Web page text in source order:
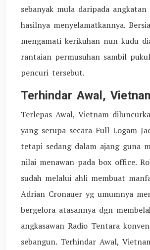
sebanyak mula daripada angkatan
hasilnya menyelamatkannya.
mengamati kerikuhan nun kudu
rantaian permusuhan sambil
pencuri tersebut.
Terhindar Awal,
Terlepas Awal, Vietnam
yang serupa secara Full Logam
tetapi sedang dalam ajang guna
nilai menawan pada box office.
sudah melalui ahli membuat
Adrian Cronauer yg umumnya
bergelora atasannya dgn
angkasawan Radio Tentara
sebangun. Terhindar Awal,